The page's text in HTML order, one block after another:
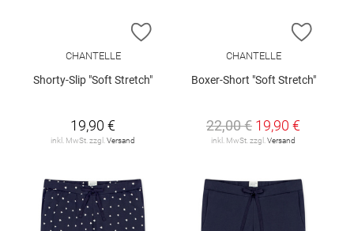
ZUR WUNSCHLISTE HINZUFÜGEN
CHANTELLE
Shorty-Slip "Soft Stretch"
19,90 €
inkl. MwSt. zzgl. Versand
ZUR
CHANTELLE
Boxer-Short "Soft Stretch"
22,00 € 19,90 €
inkl. MwSt. zzgl. Versand